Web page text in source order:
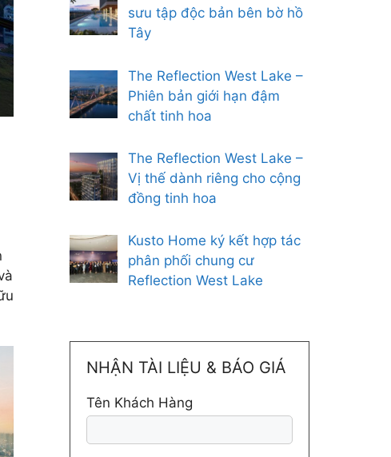
sưu tập độc bản bên bờ hồ
Tây
The Reflection West Lake –
Phiên bản giới hạn đậm
chất tinh hoa
The Reflection West Lake –
Vị thế dành riêng cho cộng
đồng tinh hoa
Kusto Home ký kết hợp tác
phân phối chung cư
Reflection West Lake
NHẬN TÀI LIỆU & BÁO GIÁ
Tên Khách Hàng